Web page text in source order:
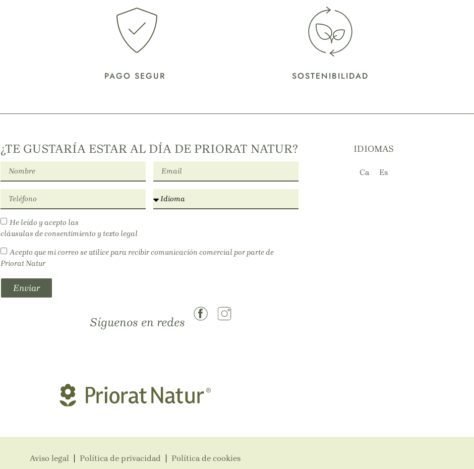
PAGO SEGUR SOSTENIBILIDAD
¿TE GUSTARÍA ESTAR AL DÍA DE PRIORAT NATUR?
He leído y acepto las
cláusulas de consentimiento y texto legal
Acepto que mi correo se utilice para recibir comunicación comercial por parte de
Priorat Natur
Enviar
Síguenos en redes
IDIOMAS
Ca Es
Aviso legal Política de privacidad Política de cookies